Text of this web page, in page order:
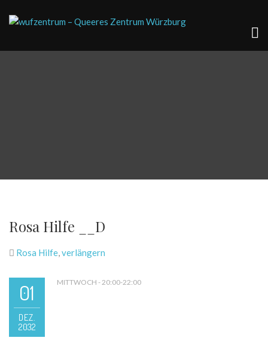
Rosa Hilfe __D
Rosa Hilfe,verlängern
01
DEZ.
2032
MITTWOCH - 20:00-22:00